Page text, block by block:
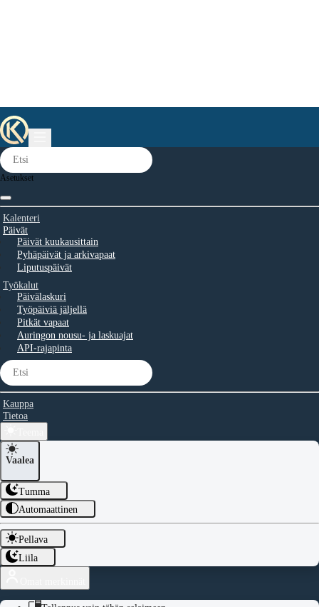
Asetukset
Kalenteri
Päivät
Päivät kuukausittain
Pyhäpäivät ja arkivapaat
Liputuspäivät
Työkalut
Päivälaskuri
Työpäiviä jäljellä
Pitkät vapaat
Auringon nousu- ja laskuajat
API-rajapinta
Kauppa
Tietoa
Vaalea
Tumma
Automaattinen
Pellava
Liila